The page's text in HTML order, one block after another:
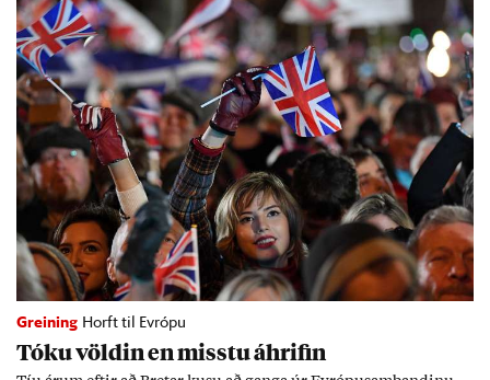
Greining Horft til Evrópu
Tóku völd­in en misstu áhrif­in